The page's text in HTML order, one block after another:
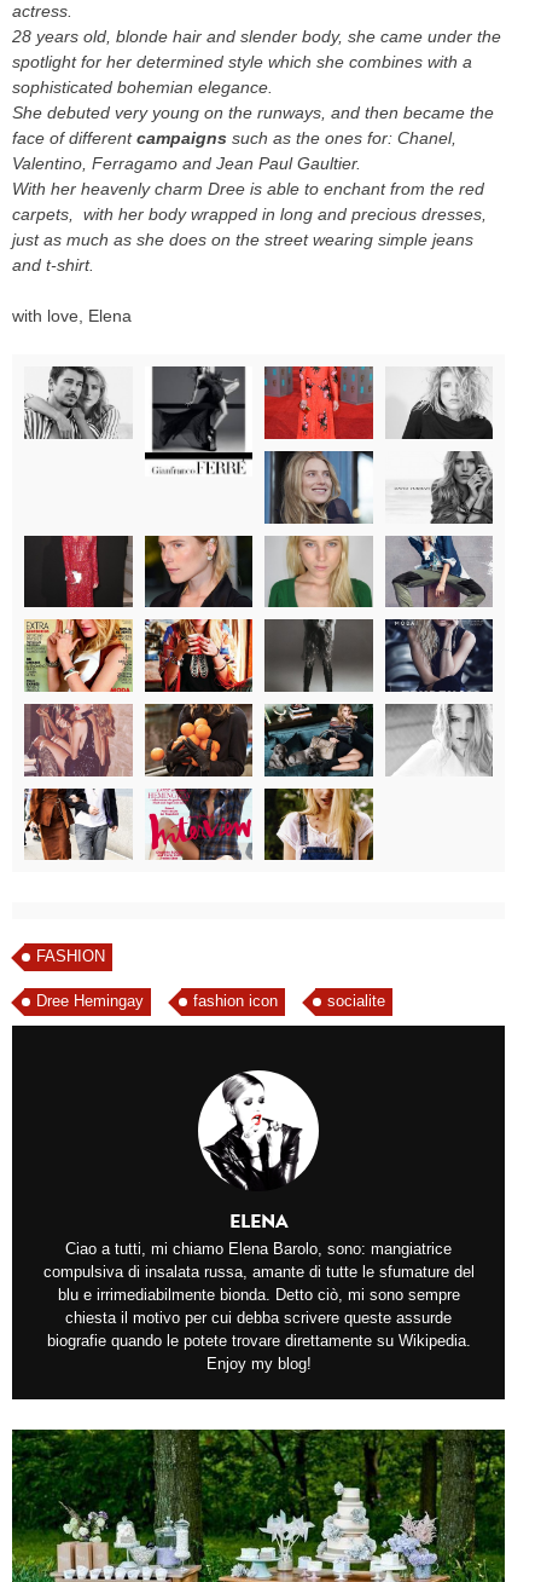
actress.
28 years old, blonde hair and slender body, she came under the
spotlight for her determined style which she combines with a
sophisticated bohemian elegance.
She debuted very young on the runways, and then became the
face of differentcampaigns such as the ones for: Chanel,
Valentino, Ferragamo and Jean Paul Gaultier.
With her heavenly charm Dree is able to enchant from the red
carpets, with her body wrapped in long and precious dresses,
just as much as she does on the street wearing simple jeans
and t-shirt.
with love, Elena
FASHION
Dree Hemingay fashion icon socialite
ELENA
Ciao a tutti, mi chiamo Elena Barolo, sono: mangiatrice
compulsiva di insalata russa, amante di tutte le sfumature del
blu e irrimediabilmente bionda. Detto ciò, mi sono sempre
chiesta il motivo per cui debba scrivere queste assurde
biografie quando le potete trovare direttamente su Wikipedia.
Enjoy my blog!